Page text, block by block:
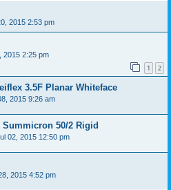
2015 2:53 pm
2015 2:25 pm
1 2
3.5F Planar Whiteface
2015 9:26 am
Summicron 50/2 Rigid
02, 2015 12:50 pm
2015 4:52 pm